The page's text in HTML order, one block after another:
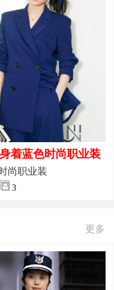
着蓝色时尚职业装
尚职业装
3
更多